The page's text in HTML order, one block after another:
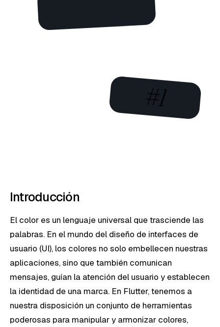
#1
Introducción
El color es un lenguaje universal que trasciende las
palabras. En el mundo del diseño de interfaces de
usuario (UI), los colores no solo embellecen nuestras
aplicaciones, sino que también comunican
mensajes, guían la atención del usuario y establecen
la identidad de una marca. En Flutter, tenemos a
nuestra disposición un conjunto de herramientas
poderosas para manipular y armonizar colores,